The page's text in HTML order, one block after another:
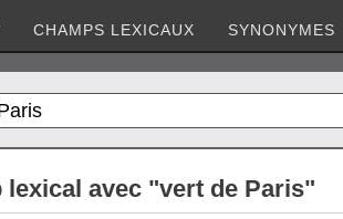
CHAMPS LEXICAUX SYNONYMES
lexical avec "vert de Paris"